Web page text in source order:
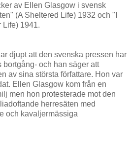
av Ellen Glasgow i svensk
(A Sheltered Life) 1932 och "I
Life) 1941.
djupt att den svenska pressen har
och han säger att
av sina största författare. Hon var
Ellen Glasgow kom från en
men hon protesterade mot den
herresäten med
och kavaljermässiga